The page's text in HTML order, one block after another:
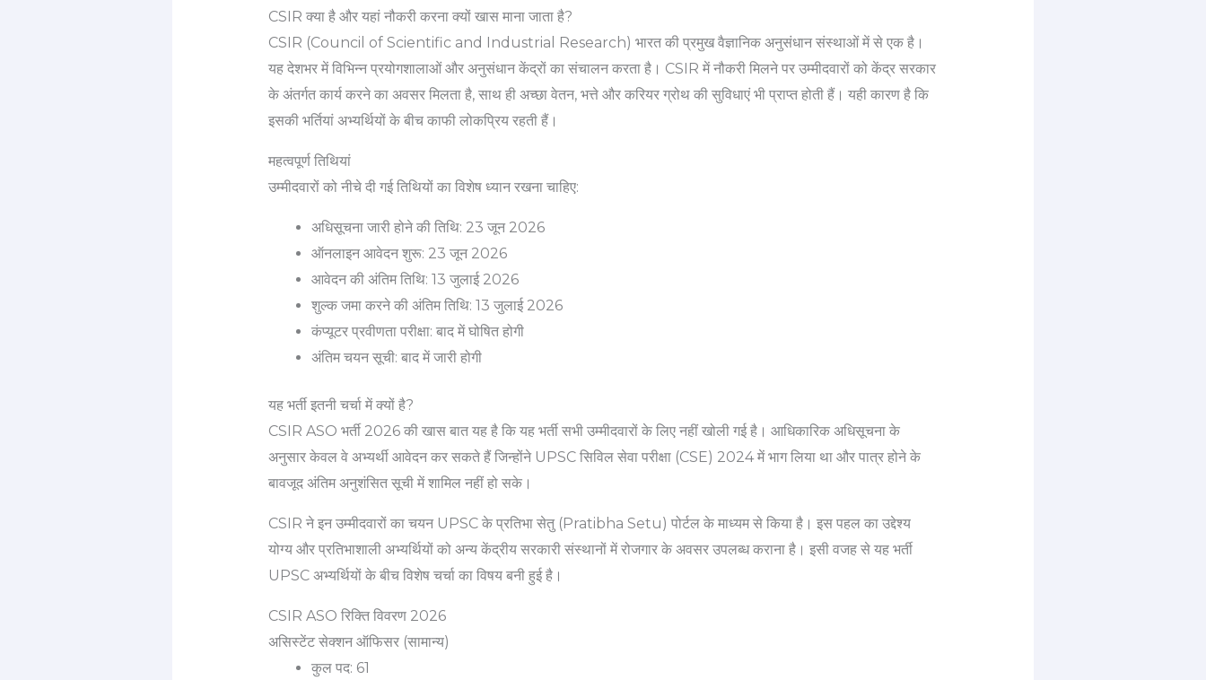
CSIR क्या है और यहां नौकरी करना क्यों खास माना जाता है?
CSIR (Council of Scientific and Industrial Research) भारत की प्रमुख वैज्ञानिक अनुसंधान संस्थाओं में से एक है।
यह देशभर में विभिन्न प्रयोगशालाओं और अनुसंधान केंद्रों का संचालन करता है। CSIR में नौकरी मिलने पर उम्मीदवारों को केंद्र सरकार
के अंतर्गत कार्य करने का अवसर मिलता है, साथ ही अच्छा वेतन, भत्ते और करियर ग्रोथ की सुविधाएं भी प्राप्त होती हैं। यही कारण है कि
इसकी भर्तियां अभ्यर्थियों के बीच काफी लोकप्रिय रहती हैं।
महत्वपूर्ण तिथियां
उम्मीदवारों को नीचे दी गई तिथियों का विशेष ध्यान रखना चाहिए:
अधिसूचना जारी होने की तिथि: 23 जून 2026
ऑनलाइन आवेदन शुरू: 23 जून 2026
आवेदन की अंतिम तिथि: 13 जुलाई 2026
शुल्क जमा करने की अंतिम तिथि: 13 जुलाई 2026
कंप्यूटर प्रवीणता परीक्षा: बाद में घोषित होगी
अंतिम चयन सूची: बाद में जारी होगी
यह भर्ती इतनी चर्चा में क्यों है?
CSIR ASO भर्ती 2026 की खास बात यह है कि यह भर्ती सभी उम्मीदवारों के लिए नहीं खोली गई है। आधिकारिक अधिसूचना के
अनुसार केवल वे अभ्यर्थी आवेदन कर सकते हैं जिन्होंने UPSC सिविल सेवा परीक्षा (CSE) 2024 में भाग लिया था और पात्र होने के
बावजूद अंतिम अनुशंसित सूची में शामिल नहीं हो सके।
CSIR ने इन उम्मीदवारों का चयन UPSC के प्रतिभा सेतु (Pratibha Setu) पोर्टल के माध्यम से किया है। इस पहल का उद्देश्य
योग्य और प्रतिभाशाली अभ्यर्थियों को अन्य केंद्रीय सरकारी संस्थानों में रोजगार के अवसर उपलब्ध कराना है। इसी वजह से यह भर्ती
UPSC अभ्यर्थियों के बीच विशेष चर्चा का विषय बनी हुई है।
CSIR ASO रिक्ति विवरण 2026
असिस्टेंट सेक्शन ऑफिसर (सामान्य)
कुल पद: 61